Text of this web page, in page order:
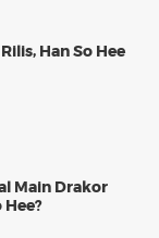
Han So Hee
Main Drakor